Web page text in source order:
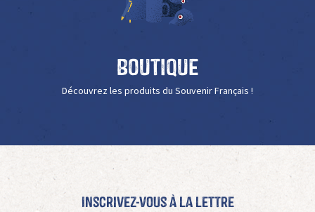
Boutique
Découvrez les produits du Souvenir Français !
Inscrivez-vous à La Lettre